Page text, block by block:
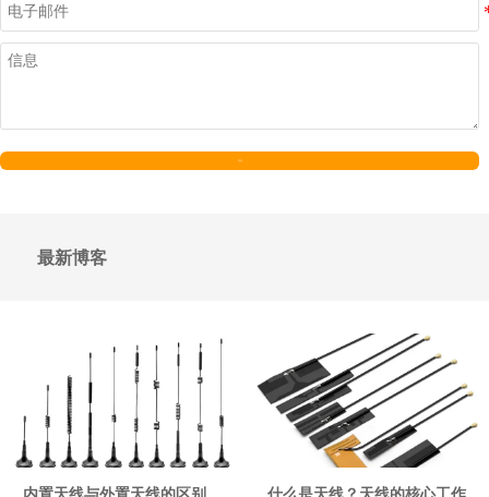
最新博客
内置天线与外置天线的区别、 什么是天线？天线的核心工作